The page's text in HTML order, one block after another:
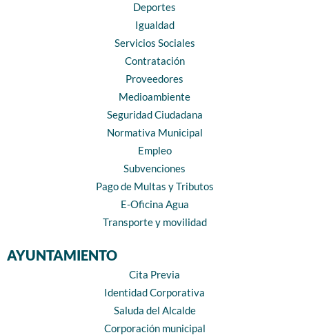
Deportes
Igualdad
Servicios Sociales
Contratación
Proveedores
Medioambiente
Seguridad Ciudadana
Normativa Municipal
Empleo
Subvenciones
Pago de Multas y Tributos
E-Oficina Agua
Transporte y movilidad
AYUNTAMIENTO
Cita Previa
Identidad Corporativa
Saluda del Alcalde
Corporación municipal